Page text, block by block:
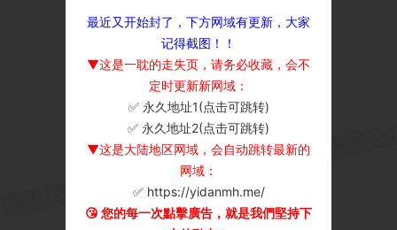
最近又开始封了，下方网域有更新，大家
记得截图！！
▼这是一耽的走失页，请务必收藏，会不
定时更新新网域：
✅ 永久地址1(点击可跳转)
✅ 永久地址2(点击可跳转)
▼这是大陆地区网域，会自动跳转最新的
网域：
✅ https://yidanmh.me/
😘 您的每一次點擊廣告，就是我們堅持下